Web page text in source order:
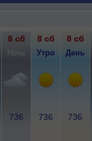
8 сб 8 сб 8 сб
Ночь Утро День
736 736 736